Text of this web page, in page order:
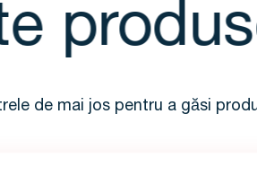
de mai jos pentru a găsi